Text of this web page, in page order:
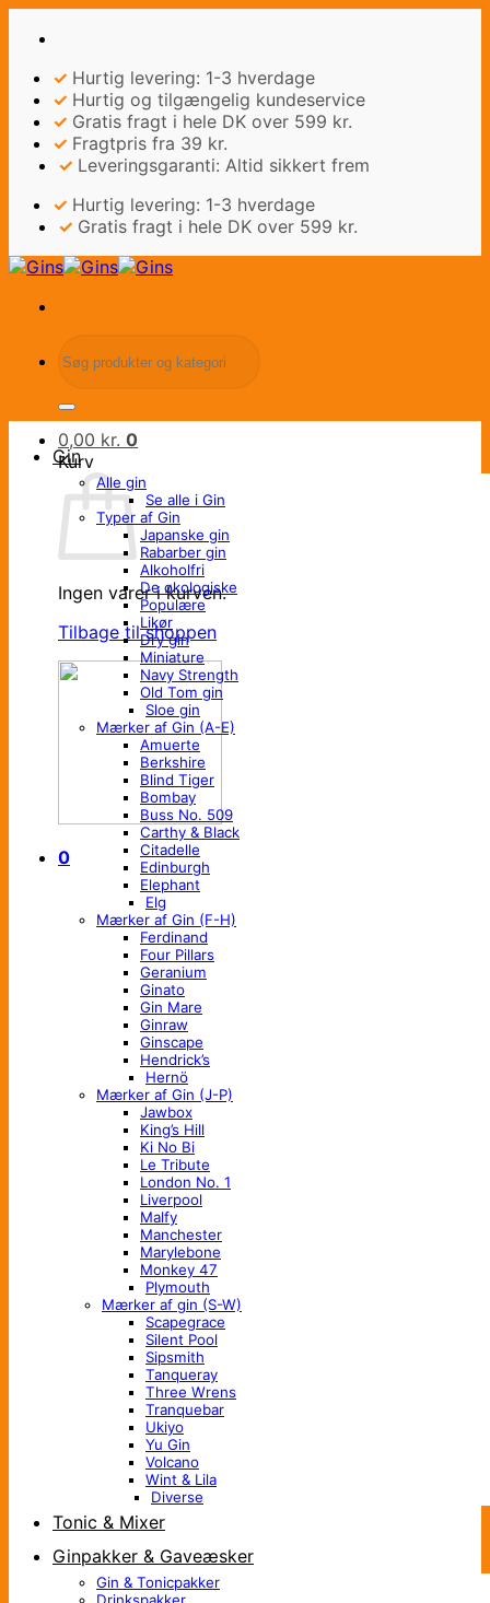
✓ Hurtig levering: 1-3 hverdage
✓ Hurtig og tilgængelig kundeservice
✓ Gratis fragt i hele DK over 599 kr.
✓ Fragtpris fra 39 kr.
✓ Leveringsgaranti: Altid sikkert frem
✓ Hurtig levering: 1-3 hverdage
✓ Gratis fragt i hele DK over 599 kr.
efter:
0,00 kr. 0
Kurv
Ingen varer i kurven.
Tilbage til shoppen
0
Gin
Alle gin
Se alle i Gin
Typer af Gin
Japanske gin
Rabarber gin
Alkoholfri
De økologiske
Populære
Likør
Dry gin
Miniature
Navy Strength
Old Tom gin
Sloe gin
Mærker af Gin (A-E)
Amuerte
Berkshire
Blind Tiger
Bombay
Buss No. 509
Carthy & Black
Citadelle
Edinburgh
Elephant
Elg
Mærker af Gin (F-H)
Ferdinand
Four Pillars
Geranium
Ginato
Gin Mare
Ginraw
Ginscape
Hendrick’s
Hernö
Mærker af Gin (J-P)
Jawbox
King’s Hill
Ki No Bi
Le Tribute
London No. 1
Liverpool
Malfy
Manchester
Marylebone
Monkey 47
Plymouth
Mærker af gin (S-W)
Scapegrace
Silent Pool
Sipsmith
Tanqueray
Three Wrens
Tranquebar
Ukiyo
Yu Gin
Volcano
Wint & Lila
Diverse
Tonic & Mixer
Ginpakker & Gaveæsker
Gin & Tonicpakker